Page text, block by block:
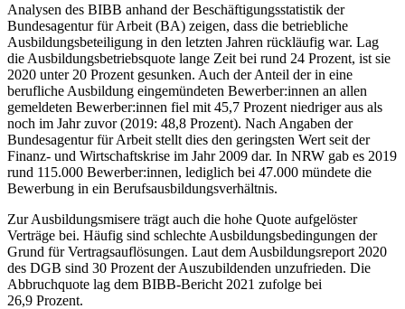
Analysen des BIBB anhand der Beschäftigungsstatistik der
Bundesagentur für Arbeit (BA) zeigen, dass die betriebliche
Ausbildungsbeteiligung in den letzten Jahren rückläufig war. Lag
die Ausbildungsbetriebsquote lange Zeit bei rund 24 Prozent, ist sie
2020 unter 20 Prozent gesunken. Auch der Anteil der in eine
berufliche Ausbildung eingemündeten Bewerber:innen an allen
gemeldeten Bewerber:innen fiel mit 45,7 Prozent niedriger aus als
noch im Jahr zuvor (2019: 48,8 Prozent). Nach Angaben der
Bundesagentur für Arbeit stellt dies den geringsten Wert seit der
Finanz- und Wirtschaftskrise im Jahr 2009 dar. In NRW gab es 2019
rund 115.000 Bewerber:innen, lediglich bei 47.000 mündete die
Bewerbung in ein Berufsausbildungsverhältnis.
Zur Ausbildungsmisere trägt auch die hohe Quote aufgelöster
Verträge bei. Häufig sind schlechte Ausbildungsbedingungen der
Grund für Vertragsauflösungen. Laut dem Ausbildungsreport 2020
des DGB sind 30 Prozent der Auszubildenden unzufrieden. Die
Abbruchquote lag dem BIBB-Bericht 2021 zufolge bei
26,9 Prozent.